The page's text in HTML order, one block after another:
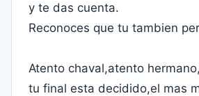
y te das cuenta.
Reconoces que tu tambien
Atento chaval,atento hermano,
tu final esta decidido,el mas